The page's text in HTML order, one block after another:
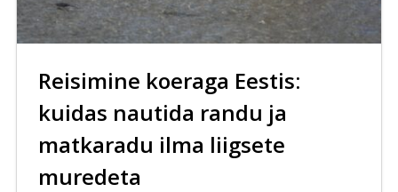
Reisimine koeraga Eestis:
kuidas nautida randu ja
matkaradu ilma liigsete
muredeta